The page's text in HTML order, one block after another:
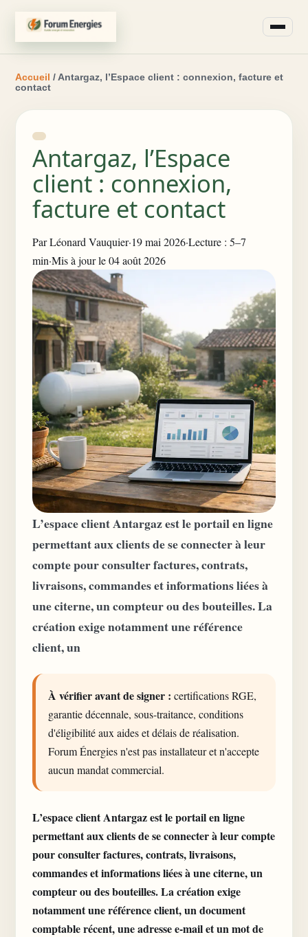
Accueil / Antargaz, l’Espace client : connexion, facture et
contact
Antargaz, l’Espace
client : connexion,
facture et contact
ParLéonard Vauquier·19 mai 2026·Lecture : 5–7
min·Mis à jour le 04 août 2026
L’espace client Antargaz est le portail en ligne
permettant aux clients de se connecter à leur
compte pour consulter factures, contrats,
livraisons, commandes et informations liées à
une citerne, un compteur ou des bouteilles. La
création exige notamment une référence
client, un
À vérifier avant de signer : certifications RGE,
garantie décennale, sous-traitance, conditions
d'éligibilité aux aides et délais de réalisation.
Forum Énergies n'est pas installateur et n'accepte
aucun mandat commercial.
L’espace clientAntargaz est le portail en ligne
permettant aux clients de se connecter à leur compte
pour consulter factures, contrats, livraisons,
commandes et informations liées à une citerne, un
compteur ou des bouteilles. La création exige
notamment une référence client, un document
comptable récent, une adresse e-mail et un mot de